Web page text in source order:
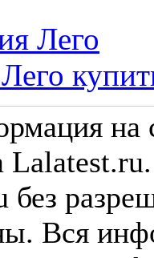
Лего
на
без
Вся